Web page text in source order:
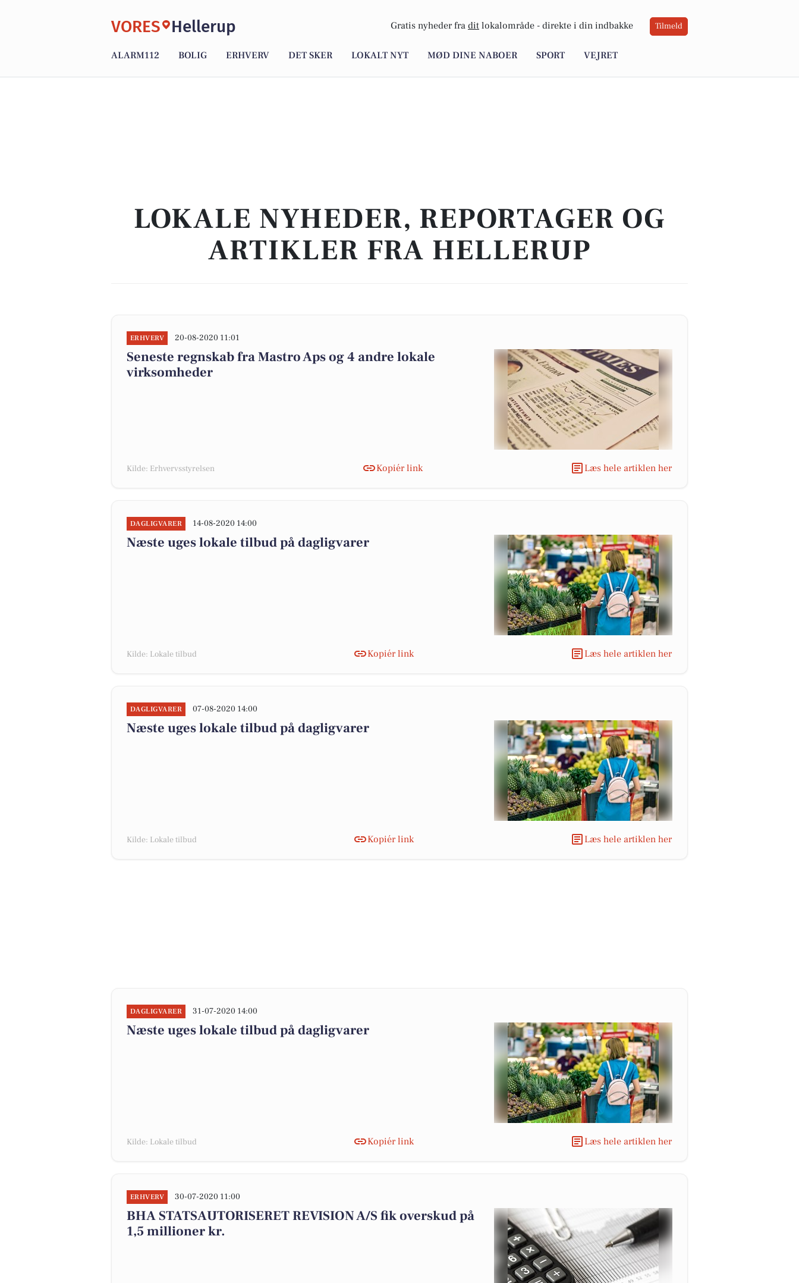
VORES Hellerup Gratis nyheder fra dit lokalområde - direkte i din indbakke Tilmeld
ALARM112 BOLIG ERHVERV DET SKER LOKALT NYT MØD DINE NABOER SPORT VEJRET
LOKALE NYHEDER, REPORTAGER OG
ARTIKLER FRA HELLERUP
ERHVERV 20-08-2020 11:01
Seneste regnskab fra Mastro Aps og 4 andre lokale
virksomheder
Kilde: Erhvervsstyrelsen Kopiér link Læs hele artiklen her
DAGLIGVARER 14-08-2020 14:00
Næste uges lokale tilbud på dagligvarer
Kilde: Lokale tilbud Kopiér link Læs hele artiklen her
DAGLIGVARER 07-08-2020 14:00
Næste uges lokale tilbud på dagligvarer
Kilde: Lokale tilbud Kopiér link Læs hele artiklen her
DAGLIGVARER 31-07-2020 14:00
Næste uges lokale tilbud på dagligvarer
Kilde: Lokale tilbud Kopiér link Læs hele artiklen her
ERHVERV 30-07-2020 11:00
BHA STATSAUTORISERET REVISION A/S fik overskud på
1,5 millioner kr.